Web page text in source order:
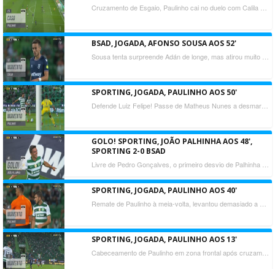
BSAD, JOGADA, AFONSO SOUSA AOS 52'
SPORTING, JOGADA, PAULINHO AOS 50'
GOLO! SPORTING, JOÃO PALHINHA AOS 48',
SPORTING 2-0 BSAD
SPORTING, JOGADA, PAULINHO AOS 40'
SPORTING, JOGADA, PAULINHO AOS 13'